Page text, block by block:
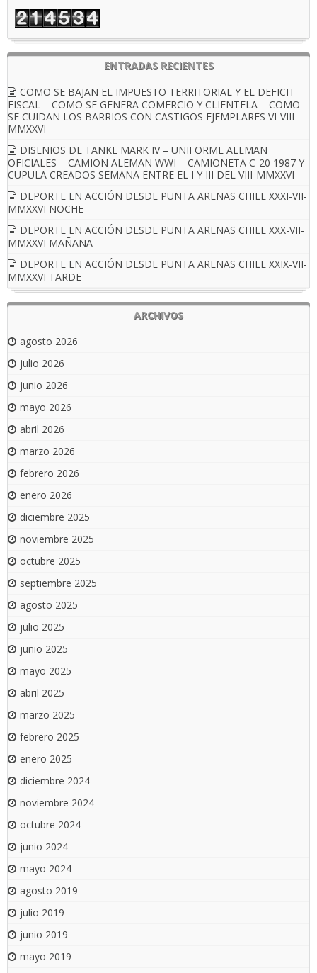
ENTRADAS RECIENTES
COMO SE BAJAN EL IMPUESTO TERRITORIAL Y EL DEFICIT
FISCAL – COMO SE GENERA COMERCIO Y CLIENTELA – COMO
SE CUIDAN LOS BARRIOS CON CASTIGOS EJEMPLARES VI-VIII-
MMXXVI
DISENIOS DE TANKE MARK IV – UNIFORME ALEMAN
OFICIALES – CAMION ALEMAN WWI – CAMIONETA C-20 1987 Y
CUPULA CREADOS SEMANA ENTRE EL I Y III DEL VIII-MMXXVI
DEPORTE EN ACCIÓN DESDE PUNTA ARENAS CHILE XXXI-VII-
MMXXVI NOCHE
DEPORTE EN ACCIÓN DESDE PUNTA ARENAS CHILE XXX-VII-
MMXXVI MAÑANA
DEPORTE EN ACCIÓN DESDE PUNTA ARENAS CHILE XXIX-VII-
MMXXVI TARDE
ARCHIVOS
agosto 2026
julio 2026
junio 2026
mayo 2026
abril 2026
marzo 2026
febrero 2026
enero 2026
diciembre 2025
noviembre 2025
octubre 2025
septiembre 2025
agosto 2025
julio 2025
junio 2025
mayo 2025
abril 2025
marzo 2025
febrero 2025
enero 2025
diciembre 2024
noviembre 2024
octubre 2024
junio 2024
mayo 2024
agosto 2019
julio 2019
junio 2019
mayo 2019